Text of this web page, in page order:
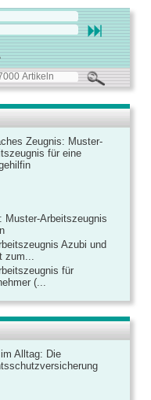
Zeugnis: Muster-
für eine
Muster-Arbeitszeugnis
Azubi und
zum...
für
(...
Alltag: Die